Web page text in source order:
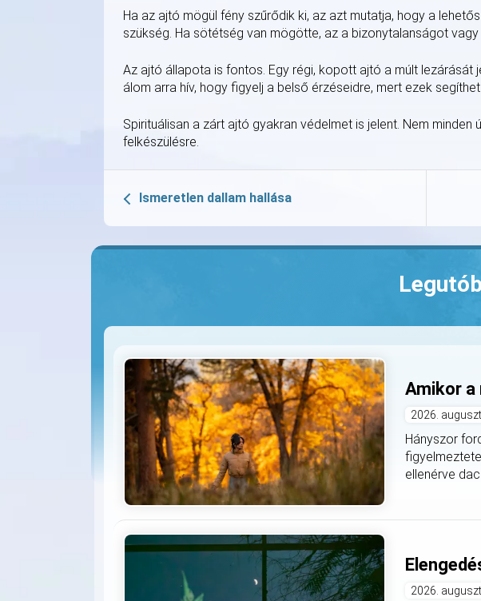
Ha az ajtó mögül fény szűrődik ki, az azt mutatja, hogy a
szükség. Ha sötétség van mögötte, az a bizonytalanságot vagy
Az ajtó állapota is fontos. Egy régi, kopott ajtó a múlt lezárását
álom arra hív, hogy figyelj a belső érzéseidre, mert ezek
Spirituálisan a zárt ajtó gyakran védelmet is jelent. Nem minden
felkészülésre.
Ismeretlen dallam hallása
Amikor a
2026.
Hányszor
ellenérve
2026.